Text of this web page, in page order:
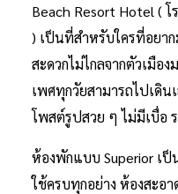
Beach Resort Hotel (
) เป็นที่สำหรับใครที่อยา
สะดวกไม่ไกลจากตัวเมือ
เพศทุกวัยสามารถไปเดิน
โพสต์รูปสวย ๆ ไม่มีเบื่อ
ห้องพักแบบ Superior เป็
ใช้ครบทุกอย่าง ห้องสะอ